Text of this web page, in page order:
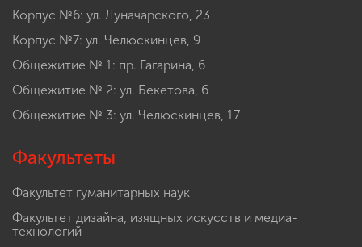
Корпус №6: ул. Луначарского, 23
Корпус №7: ул. Челюскинцев, 9
Общежитие № 1: пр. Гагарина, 6
Общежитие № 2: ул. Бекетова, 6
Общежитие № 3: ул. Челюскинцев, 17
Факультеты
Факультет гуманитарных наук
Факультет дизайна, изящных искусств и медиа-
технологий